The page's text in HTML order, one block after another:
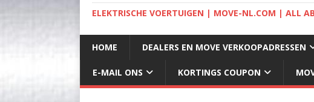
ELEKTRISCHE VOERTUIGEN | MOVE-NL.COM | ALL
HOME DEALERS EN MOVE VERKOOPADRESSEN
E-MAIL ONS KORTINGS COUPON